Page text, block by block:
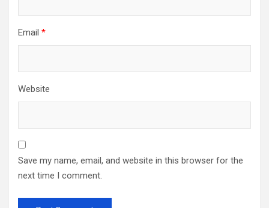
Email *
Website
Save my name, email, and website in this browser for the
next time I comment.